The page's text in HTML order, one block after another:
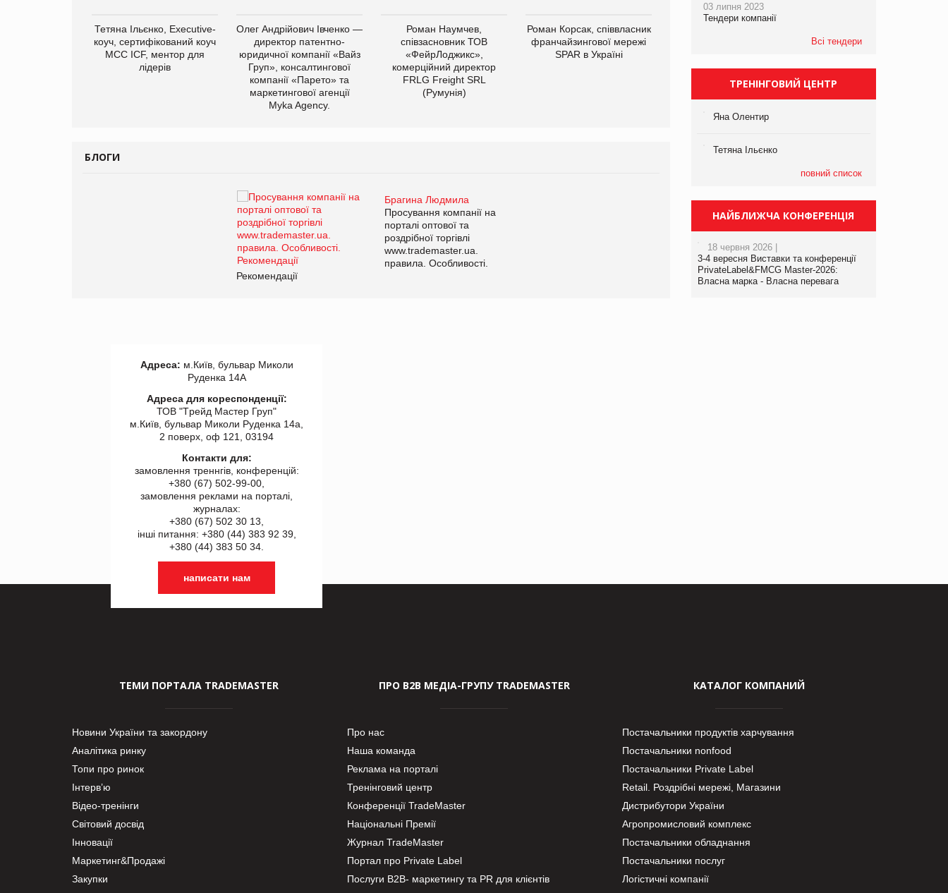
Тетяна Ільєнко, Executive-
коуч, сертифікований коуч
МСС ICF, ментор для
лідерів
Олег Андрійович Івченко —
директор патентно-
юридичної компанії «Вайз
Груп», консалтингової
компанії «Парето» та
маркетингової агенції
Myka Agency.
Роман Наумчев,
співзасновник ТОВ
«ФейрЛоджикс»,
комерційний директор
FRLG Freight SRL
(Румунія)
Роман Корсак, співвласник
франчайзингової мережі
SPAR в Україні
виробництва
компанії «УкраМарин»
БЛОГИ
Брагина Людмила
Просування компанії на
порталі оптової та
роздрібної торгівлі
www.trademaster.ua.
правила. Особливості.
Рекомендації
Брагина Людмила
Просування компанії на
www.trademaster.ua.
правила. Особливості.
03 липня 2023
Тендери компанії
Всі тендери
ТРЕНІНГОВИЙ ЦЕНТР
Яна Олентир
Тетяна Ільєнко
повний список
НАЙБЛИЖЧА КОНФЕРЕНЦІЯ
18 червня 2026 |
3-4 вересня Виставки та конференції
PrivateLabel&FMCG Master-2026:
Власна марка - Власна перевага
Адреса: м.Київ, бульвар Миколи
Руденка 14А
Адреса для кореспонденції:
ТОВ "Tрейд Мастер Груп"
м.Київ, бульвар Миколи Руденка 14а,
2 поверх, оф 121, 03194
Контакти для:
замовлення треннгів, конференцій:
+380 (67) 502-99-00,
замовлення реклами на порталі,
журналах:
+380 (67) 502 30 13,
інші питання: +380 (44) 383 92 39,
+380 (44) 383 50 34.
написати нам
ТЕМИ ПОРТАЛА TRADEMASTER
Новини України та закордону
Аналітика ринку
Топи про ринок
Інтерв’ю
Відео-тренінги
Світовий досвід
Інновації
Маркетинг&Продажі
Закупки
ПРО В2В МЕДІА-ГРУПУ TRADEMASTER
Про нас
Наша команда
Реклама на порталі
Тренінговий центр
Конференції TradeMaster
Національні Премії
Журнал TradeMaster
Портал про Private Label
Послуги В2В- маркетингу та PR для клієнтів
КАТАЛОГ КОМПАНИЙ
Постачальники продуктів харчування
Постачальники nonfood
Постачальники Private Label
Retail. Роздрібні мережі, Магазини
Дистрибутори України
Агропромисловий комплекс
Постачальники обладнання
Постачальники послуг
Логістичні компанії